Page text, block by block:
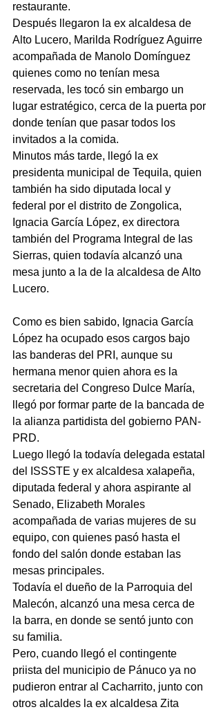
restaurante.
Después llegaron la ex alcaldesa de
Alto Lucero, Marilda Rodríguez Aguirre
acompañada de Manolo Domínguez
quienes como no tenían mesa
reservada, les tocó sin embargo un
lugar estratégico, cerca de la puerta por
donde tenían que pasar todos los
invitados a la comida.
Minutos más tarde, llegó la ex
presidenta municipal de Tequila, quien
también ha sido diputada local y
federal por el distrito de Zongolica,
Ignacia García López, ex directora
también del Programa Integral de las
Sierras, quien todavía alcanzó una
mesa junto a la de la alcaldesa de Alto
Lucero.
Como es bien sabido, Ignacia García
López ha ocupado esos cargos bajo
las banderas del PRI, aunque su
hermana menor quien ahora es la
secretaria del Congreso Dulce María,
llegó por formar parte de la bancada de
la alianza partidista del gobierno PAN-
PRD.
Luego llegó la todavía delegada estatal
del ISSSTE y ex alcaldesa xalapeña,
diputada federal y ahora aspirante al
Senado, Elizabeth Morales
acompañada de varias mujeres de su
equipo, con quienes pasó hasta el
fondo del salón donde estaban las
mesas principales.
Todavía el dueño de la Parroquia del
Malecón, alcanzó una mesa cerca de
la barra, en donde se sentó junto con
su familia.
Pero, cuando llegó el contingente
priista del municipio de Pánuco ya no
pudieron entrar al Cacharrito, junto con
otros alcaldes la ex alcaldesa Zita